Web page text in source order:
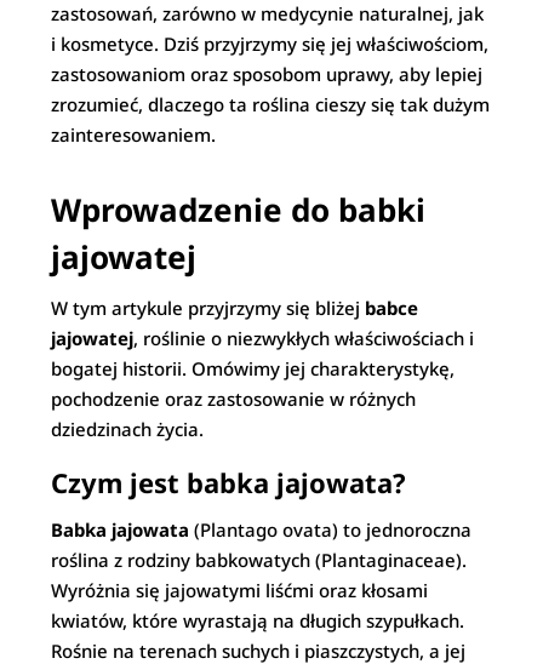
zastosowań, zarówno w medycynie naturalnej, jak
i kosmetyce. Dziś przyjrzymy się jej właściwościom,
zastosowaniom oraz sposobom uprawy, aby lepiej
zrozumieć, dlaczego ta roślina cieszy się tak dużym
zainteresowaniem.
Wprowadzenie do babki
jajowatej
W tym artykule przyjrzymy się bliżej babce
jajowatej, roślinie o niezwykłych właściwościach i
bogatej historii. Omówimy jej charakterystykę,
pochodzenie oraz zastosowanie w różnych
dziedzinach życia.
Czym jest babka jajowata?
Babka jajowata (Plantago ovata) to jednoroczna
roślina z rodziny babkowatych (Plantaginaceae).
Wyróżnia się jajowatymi liśćmi oraz kłosami
kwiatów, które wyrastają na długich szypułkach.
Rośnie na terenach suchych i piaszczystych, a jej